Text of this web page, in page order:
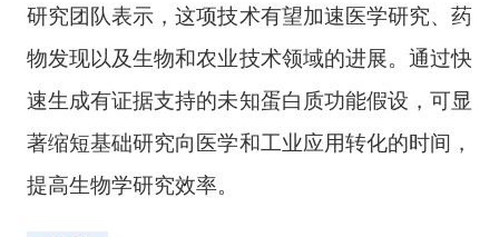
研究团队表示，这项技术有望加速医学研究、药
物发现以及生物和农业技术领域的进展。通过快
速生成有证据支持的未知蛋白质功能假设，可显
著缩短基础研究向医学和工业应用转化的时间，
提高生物学研究效率。